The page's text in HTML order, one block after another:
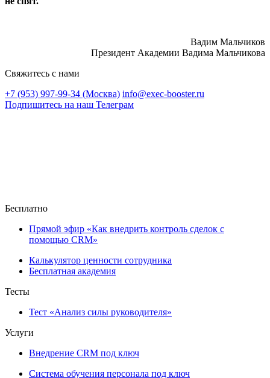
Вадим Мальчиков
Президент Академии Вадима Мальчикова
Свяжитесь с нами
+7 (953) 997-99-34 (Москва) info@exec-booster.ru
Подпишитесь на наш Телеграм
Бесплатно
Прямой эфир «Как внедрить контроль сделок с
помощью CRM»
Калькулятор ценности сотрудника
Бесплатная академия
Тесты
Тест «Анализ силы руководителя»
Услуги
Внедрение CRM под ключ
Система обучения персонала под ключ